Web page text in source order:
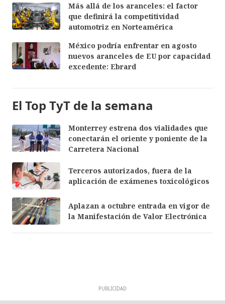
Más allá de los aranceles: el factor
que definirá la competitividad
automotriz en Norteamérica
México podría enfrentar en agosto
nuevos aranceles de EU por capacidad
excedente: Ebrard
El Top TyT de la semana
Monterrey estrena dos vialidades que
conectarán el oriente y poniente de la
Carretera Nacional
Terceros autorizados, fuera de la
aplicación de exámenes toxicológicos
Aplazan a octubre entrada en vigor de
la Manifestación de Valor Electrónica
PUBLICIDAD